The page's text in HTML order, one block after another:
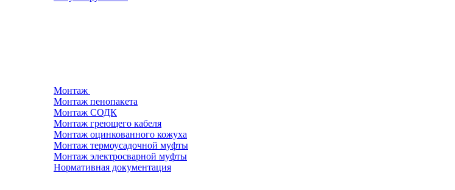
Монтаж
Монтаж пенопакета
Монтаж СОДК
Монтаж греющего кабеля
Монтаж оцинкованного кожуха
Монтаж термоусадочной муфты
Монтаж электросварной муфты
Нормативная документация